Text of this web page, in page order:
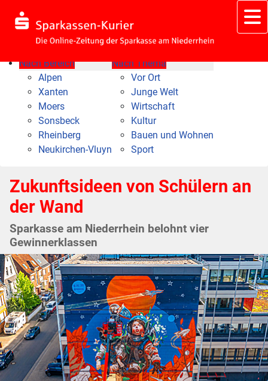
Nach Bereich
Alpen
Xanten
Moers
Sonsbeck
Rheinberg
Neukirchen-Vluyn
Nach Thema
Vor Ort
Junge Welt
Wirtschaft
Kultur
Bauen und Wohnen
Sport
Zukunftsideen von Schülern an
der Wand
Sparkasse am Niederrhein belohnt vier
Gewinnerklassen